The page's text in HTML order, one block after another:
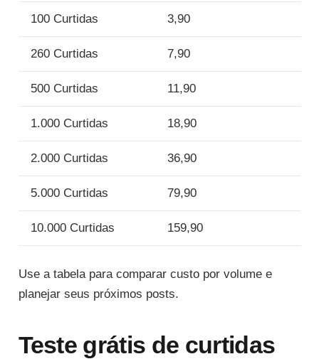
100 Curtidas 3,90
260 Curtidas 7,90
500 Curtidas 11,90
1.000 Curtidas 18,90
2.000 Curtidas 36,90
5.000 Curtidas 79,90
10.000 Curtidas 159,90
Use a tabela para comparar custo por volume e
planejar seus próximos posts.
Teste grátis de curtidas